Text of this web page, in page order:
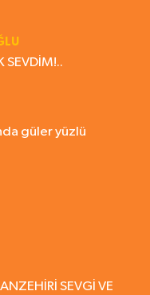
SEVDİM!..
güler yüzlü
SEVGİ VE